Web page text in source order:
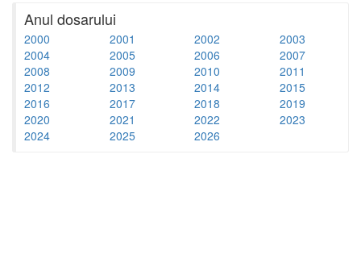
Anul dosarului
2000 2001 2002
2003
2004
2005 2006
2007
2008
2009 2010
2011
2012
2013 2014
2015
2016
2017 2018
2019
2020
2021 2022
2023
2024
2025 2026